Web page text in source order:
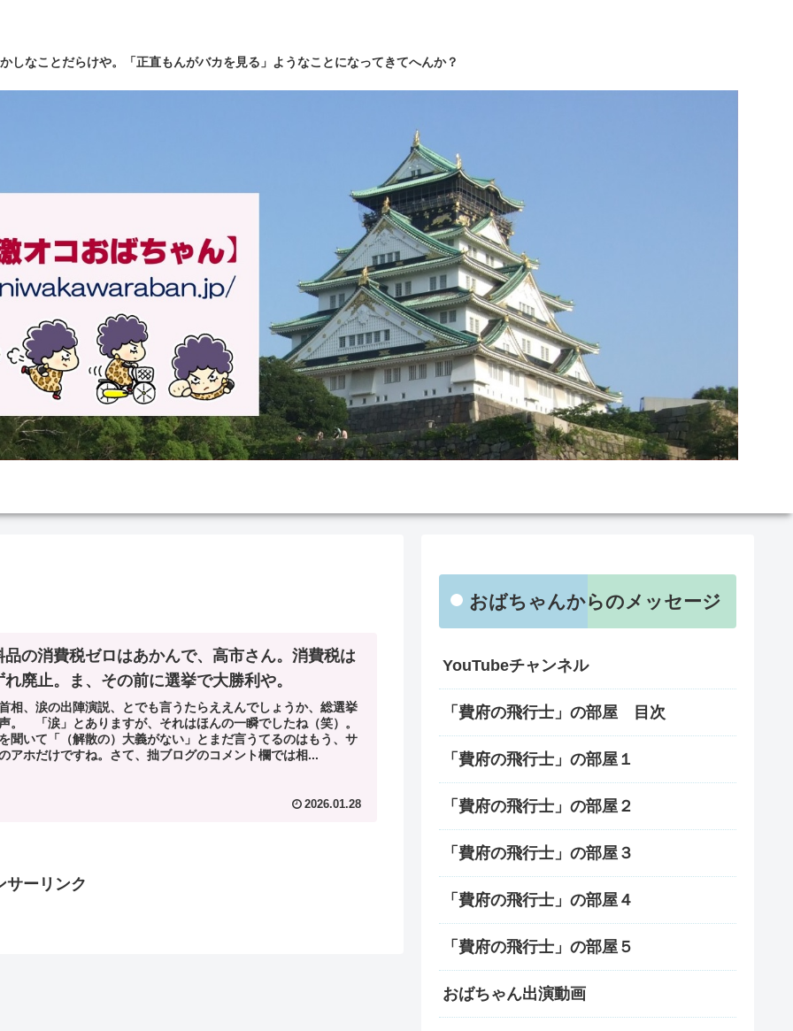
しなことだらけや。「正直もんがバカを見る」ようなことになってきてへんか？
品の消費税ゼロはあかんで、高市さん。消費税は
れ廃止。ま、その前に選挙で大勝利や。
相、涙の出陣演説、とでも言うたらええんでしょうか、総選挙
。 「涙」とありますが、それはほんの一瞬でしたね（笑）。
聞いて「（解散の）大義がない」とまだ言うてるのはもう、サ
アホだけですね。さて、拙ブログのコメント欄では相...
2026.01.28
サーリンク
おばちゃんからのメッセージ
YouTubeチャンネル
「費府の飛行士」の部屋 目次
「費府の飛行士」の部屋１
「費府の飛行士」の部屋２
「費府の飛行士」の部屋３
「費府の飛行士」の部屋４
「費府の飛行士」の部屋５
おばちゃん出演動画